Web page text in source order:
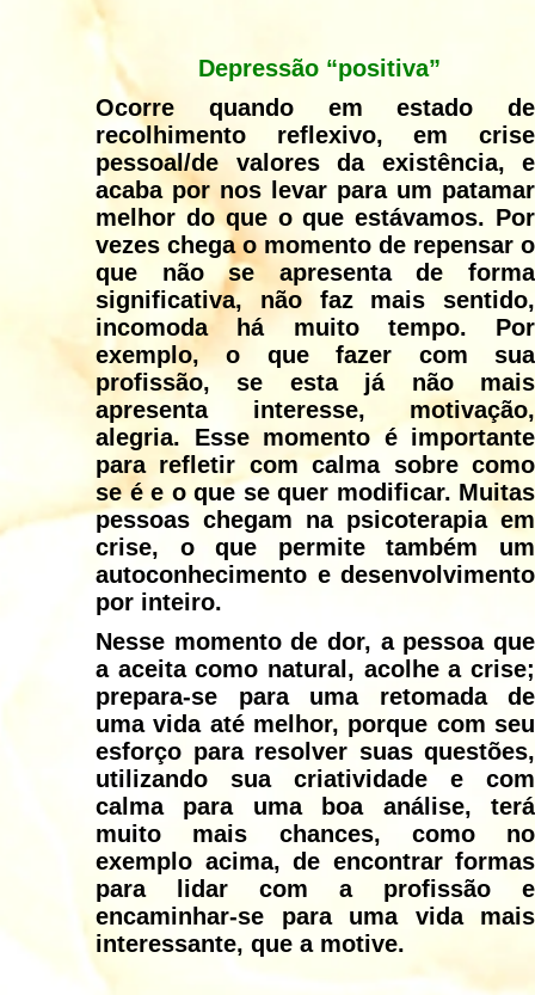
Depressão “positiva”
Ocorre quando em estado de
recolhimento reflexivo, em crise
pessoal/de valores da existência, e
acaba por nos levar para um patamar
melhor do que o que estávamos. Por
vezes chega o momento de repensar o
que não se apresenta de forma
significativa, não faz mais sentido,
incomoda há muito tempo. Por
exemplo, o que fazer com sua
profissão, se esta já não mais
apresenta interesse, motivação,
alegria. Esse momento é importante
para refletir com calma sobre como
se é e o que se quer modificar. Muitas
pessoas chegam na psicoterapia em
crise, o que permite também um
autoconhecimento e desenvolvimento
por inteiro.
Nesse momento de dor, a pessoa que
a aceita como natural, acolhe a crise;
prepara-se para uma retomada de
uma vida até melhor, porque com seu
esforço para resolver suas questões,
utilizando sua criatividade e com
calma para uma boa análise, terá
muito mais chances, como no
exemplo acima, de encontrar formas
para lidar com a profissão e
encaminhar-se para uma vida mais
interessante, que a motive.